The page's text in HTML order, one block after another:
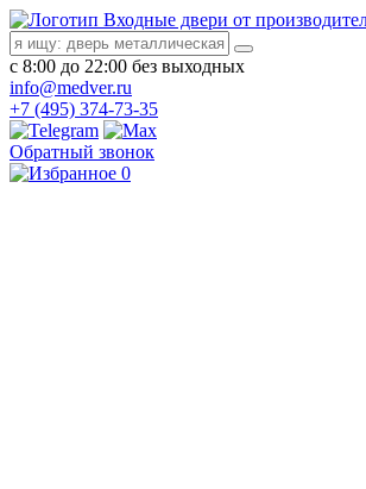
Входные двери от
с 8:00 до 22:00 без выходных
info@medver.ru
+7 (495) 374-73-35
Обратный звонок
0